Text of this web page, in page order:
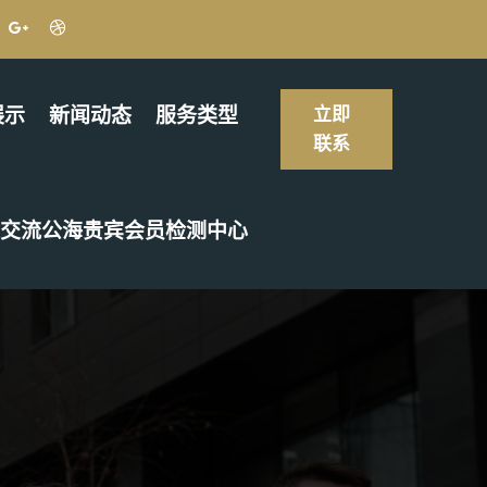
示 新闻动态 服务类型
交流公海贵宾会员检测中心
立即
联系